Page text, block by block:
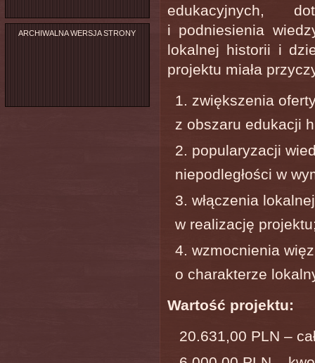
ARCHIWALNA WERSJA STRONY
edukacyjnych,
i podniesienia
lokalnej historii i
projektu miała
zwiększenia
z obszaru edukacji
popularyzacji
niepodległości w
włączenia
w realizację
wzmocnienia
o charakterze
Wartość projektu:
20.631,00 PLN –